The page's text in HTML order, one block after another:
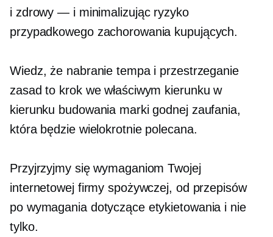
i zdrowy — iminimalizując ryzyko
przypadkowego zachorowania kupujących.
Wiedz, że nabranie tempa i przestrzeganie
zasad to krok we właściwym kierunku w
kierunku budowania marki godnej zaufania,
która będzie wielokrotnie polecana.
Przyjrzyjmy się wymaganiom Twojej
internetowej firmy spożywczej, od przepisów
po wymagania dotyczące etykietowania i nie
tylko.